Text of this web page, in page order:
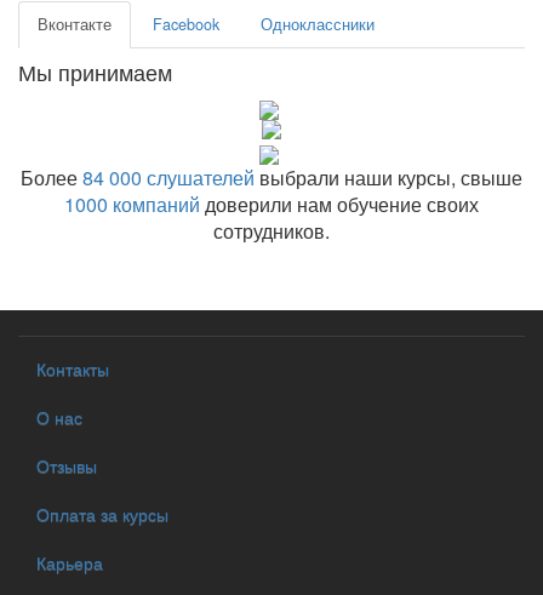
Вконтакте Facebook Одноклассники
Мы принимаем
Более84 000 слушателей выбрали наши курсы, свыше
1000 компаний доверили нам обучение своих
сотрудников.
Контакты
О нас
Отзывы
Оплата за курсы
Карьера